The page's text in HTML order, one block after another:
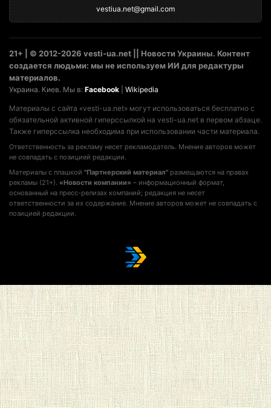
vestiua.net@gmail.com
21+ | © 2012-2026 vesti-ua.net || Новости Украины. Контент
создается людьми: мы не используем ИИ для редактуры
материалов.
Украина. Киев. Мы в: Facebook Wikipedia
Материалы с сайта «vesti-ua.net» могут использоваться бесплатно с
обязательной активной гиперссылкой на vesti-ua.net в первом абзаце.
Также гиперссылка необходима при использовании части материала.
Ответственность за рекламу несет рекламодатель. Мнение авторов может
не совпадать с позицией редакции.
Материалы с плашкой "Партнерский материал" размещаются на правах
рекламы (21+). «Новости компании» – информационный формат,
основанный на пресс-релизах компаний; редакция не несет
ответственности за их содержание. Мнение авторов может не совпадать с
позицией редакции.